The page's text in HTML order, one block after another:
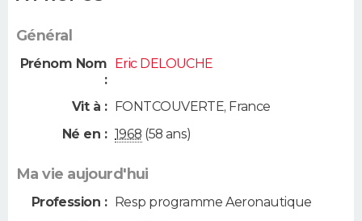
Général
Prénom Nom
:
Eric DELOUCHE
Vit à : FONTCOUVERTE, France
Né en : 1968 (58 ans)
Ma vie aujourd'hui
Profession :
Resp programme Aeronautique